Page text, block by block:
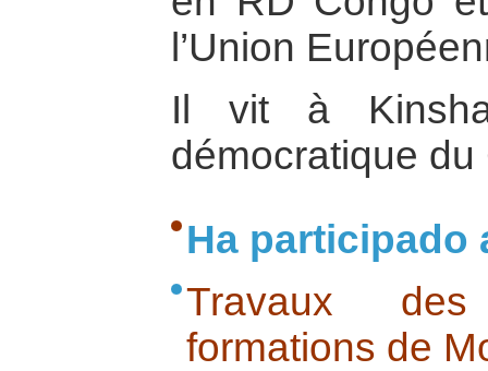
l’Union
Il vit à
démocratique du
Ha participado
Travaux
formations de